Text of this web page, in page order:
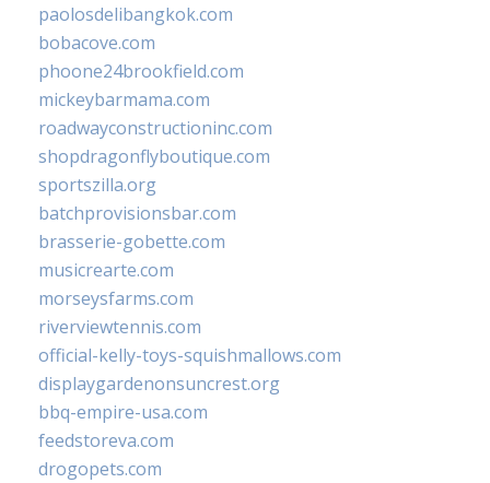
paolosdelibangkok.com
bobacove.com
phoone24brookfield.com
mickeybarmama.com
roadwayconstructioninc.com
shopdragonflyboutique.com
sportszilla.org
batchprovisionsbar.com
brasserie-gobette.com
musicrearte.com
morseysfarms.com
riverviewtennis.com
official-kelly-toys-squishmallows.com
displaygardenonsuncrest.org
bbq-empire-usa.com
feedstoreva.com
drogopets.com